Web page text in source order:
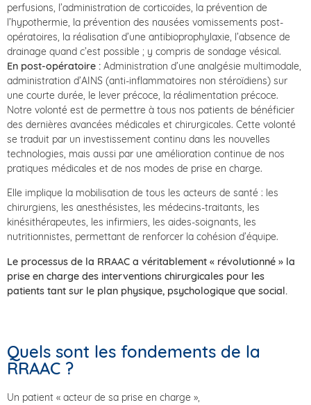
perfusions, l’administration de corticoïdes, la prévention de
l’hypothermie, la prévention des nausées vomissements post-
opératoires, la réalisation d’une antibioprophylaxie, l’absence de
drainage quand c’est possible ; y compris de sondage vésical.
En post-opératoire : Administration d’une analgésie multimodale,
administration d’AINS (anti-inflammatoires non stéroïdiens) sur
une courte durée, le lever précoce, la réalimentation précoce.
Notre volonté est de permettre à tous nos patients de bénéficier
des dernières avancées médicales et chirurgicales. Cette volonté
se traduit par un investissement continu dans les nouvelles
technologies, mais aussi par une amélioration continue de nos
pratiques médicales et de nos modes de prise en charge.
Elle implique la mobilisation de tous les acteurs de santé : les
chirurgiens, les anesthésistes, les médecins-traitants, les
kinésithérapeutes, les infirmiers, les aides-soignants, les
nutritionnistes, permettant de renforcer la cohésion d’équipe.
Le processus de la RRAAC a véritablement « révolutionné » la
prise en charge des interventions chirurgicales pour les
patients tant sur le plan physique, psychologique que social.
Quels sont les fondements de la
RRAAC ?
Un patient « acteur de sa prise en charge »,